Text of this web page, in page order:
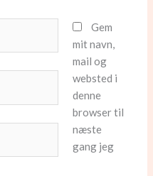
Gem
mit navn,
mail og
websted i
denne
browser til
næste
gang jeg